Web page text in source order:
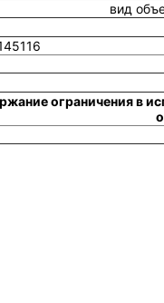
вид
ограничения в